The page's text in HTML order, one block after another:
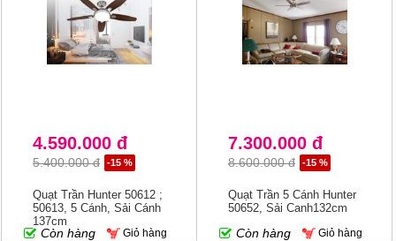
4.590.000 đ
5.400.000 đ -15 %
Quạt Trần Hunter 50612 ;
50613, 5 Cánh, Sải Cánh
137cm
Còn hàng Giỏ hàng
7.300.000 đ
8.600.000 đ -15 %
Quạt Trần 5 Cánh Hunter
50652, Sải Canh132cm
Còn hàng Giỏ hàng